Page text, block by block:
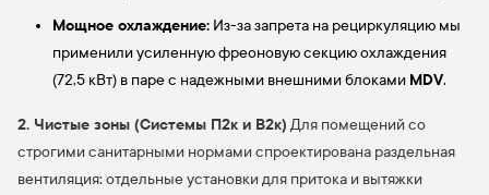
Мощное охлаждение: Из-за запрета на рециркуляцию мы
применили усиленную фреоновую секцию охлаждения
(72,5 кВт) в паре с надежными внешними блоками MDV.
2. Чистые зоны (Системы П2к и В2к) Для помещений со
строгими санитарными нормами спроектирована раздельная
вентиляция: отдельные установки для притока и вытяжки